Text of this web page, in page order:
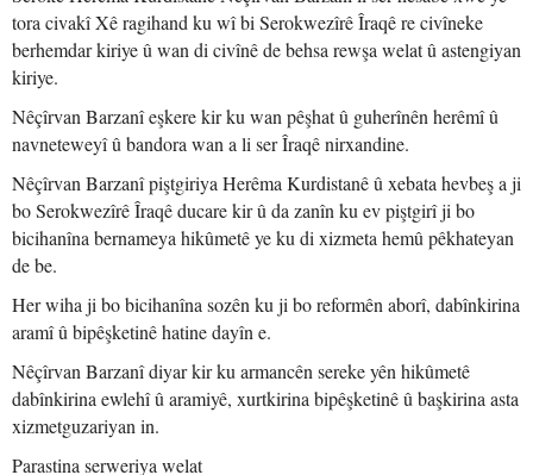
tora civakî Xê ragihand ku wî bi Serokwezîrê Îraqê re civîneke
berhemdar kiriye û wan di civînê de behsa rewşa welat û astengiyan
kiriye.
Nêçîrvan Barzanî eşkere kir ku wan pêşhat û guherînên herêmî û
navneteweyî û bandora wan a li ser Îraqê nirxandine.
Nêçîrvan Barzanî piştgiriya Herêma Kurdistanê û xebata hevbeş a ji
bo Serokwezîrê Îraqê ducare kir û da zanîn ku ev piştgirî ji bo
bicihanîna bernameya hikûmetê ye ku di xizmeta hemû pêkhateyan
de be.
Her wiha ji bo bicihanîna sozên ku ji bo reformên aborî, dabînkirina
aramî û bipêşketinê hatine dayîn e.
Nêçîrvan Barzanî diyar kir ku armancên sereke yên hikûmetê
dabînkirina ewlehî û aramiyê, xurtkirina bipêşketinê û başkirina asta
xizmetguzariyan in.
Parastina serweriya welat